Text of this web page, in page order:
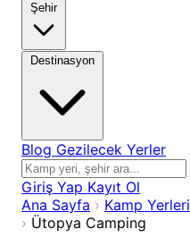
Şehir
Destinasyon
Blog Gezilecek Yerler
Giriş Yap Kayıt Ol
Ana Sayfa › Kamp Yerleri
› Ütopya Camping